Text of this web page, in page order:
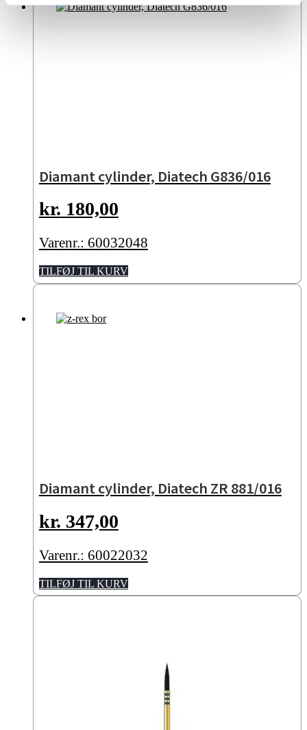
Diamant cylinder, Diatech G836/016
kr. 180,00
Varenr.: 60032048
TILFØJ TIL KURV
Diamant cylinder, Diatech ZR 881/016
kr. 347,00
Varenr.: 60022032
TILFØJ TIL KURV